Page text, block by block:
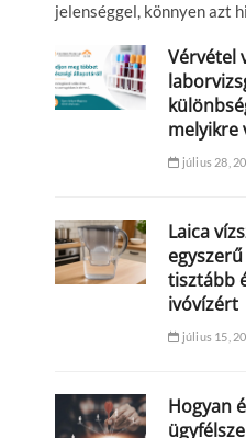
jelenséggel, könnyen azt
Vérvétel
melyikre
július 28,
Laica
tisztább
ivóvízért
július 15,
Hogyan